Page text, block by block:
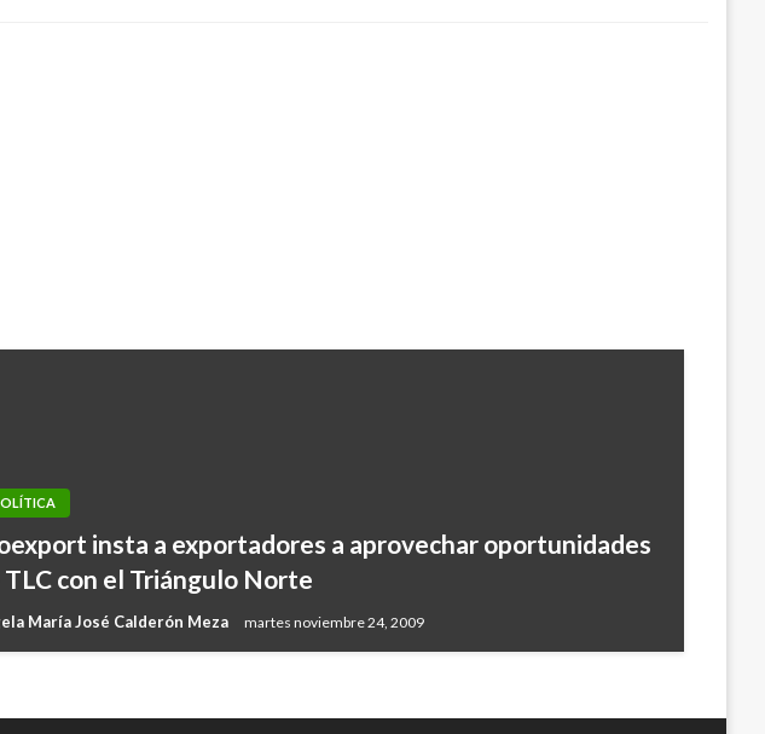
insta a exportadores a aprovechar oportunidades
TLC con el Triángulo Norte
María José Calderón Meza martes noviembre 24, 2009